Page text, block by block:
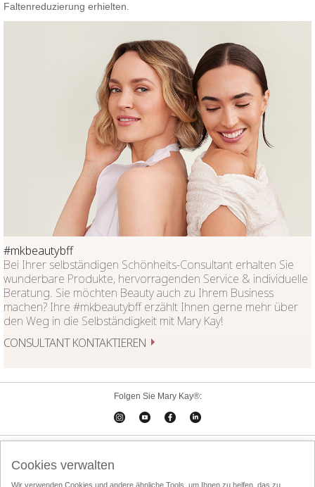
Faltenreduzierung erhielten.
#mkbeautybff
Bei Ihrer selbständigen Schönheits-Consultant erhalten Sie
wunderbare Produkte, hervorragenden Service & individuelle
Beratung. Sie möchten Beauty auch zu Ihrem Business
machen? Ihre #mkbeautybff erzählt Ihnen gerne mehr über
den Weg in die Selbständigkeit mit Mary Kay!
CONSULTANT KONTAKTIEREN
Folgen Sie Mary Kay®:
Cookies verwalten
Wir verwenden Cookies und andere ähnliche Tools, um Ihnen zu helfen, das zu